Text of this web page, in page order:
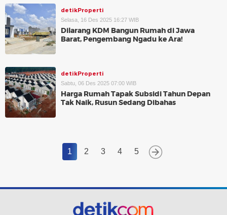
detikProperti
Selasa, 16 Des 2025 16:27 WIB
Dilarang KDM Bangun Rumah di Jawa
Barat, Pengembang Ngadu ke Ara!
detikProperti
Sabtu, 06 Des 2025 07:00 WIB
Harga Rumah Tapak Subsidi Tahun Depan
Tak Naik, Rusun Sedang Dibahas
1 2 3 4 5